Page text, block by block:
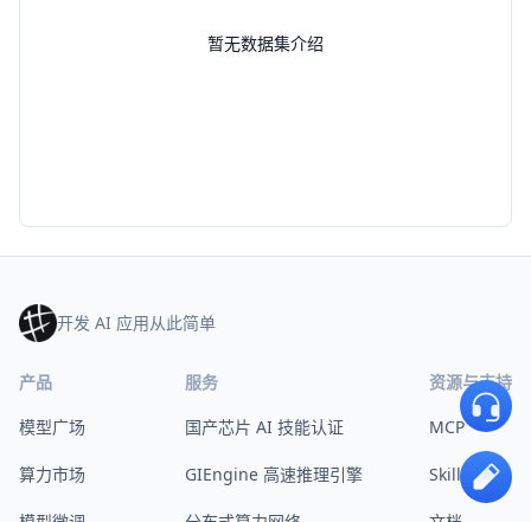
暂无数据集介绍
开发 AI 应用从此简单
产品
模型广场
算力市场
服务
国产芯片 AI 技能认证
GIEngine 高速推理引擎
资源与支持
MCP
Skills